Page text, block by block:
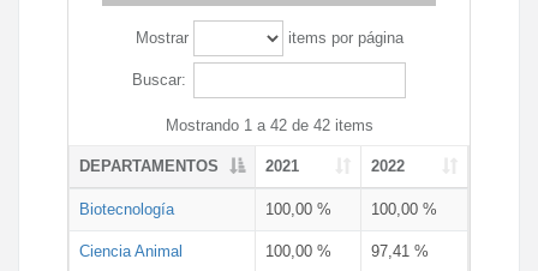
Mostrar items por página
Buscar:
Mostrando 1 a 42 de 42 items
DEPARTAMENTOS 2021 2022
Biotecnología 100,00 % 100,00 %
Ciencia Animal 100,00 % 97,41 %